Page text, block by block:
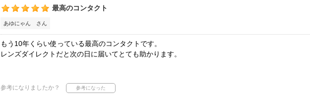
最高のコンタクト
あゆにゃん さん
もう10年くらい使っている最高のコンタクトです。
レンズダイレクトだと次の日に届いてとても助かります。
参考になりましたか？